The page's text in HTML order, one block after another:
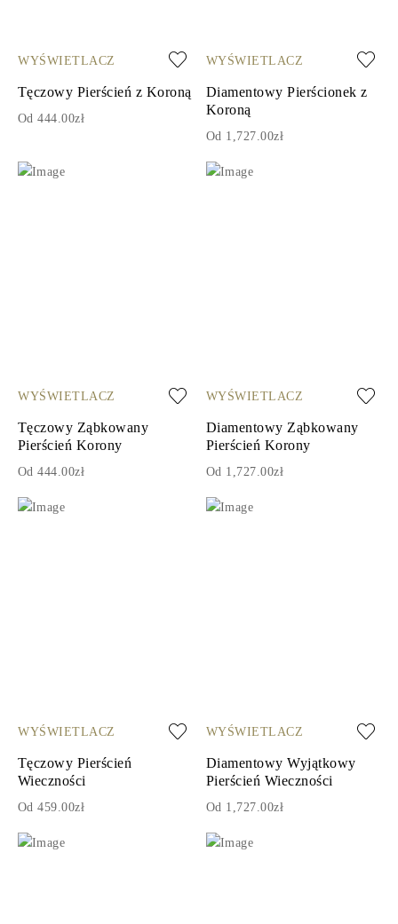
WYŚWIETLACZ
Tęczowy Pierścień z Koroną
Od 444.00zł
WYŚWIETLACZ
Diamentowy Pierścionek z
Koroną
Od 1,727.00zł
WYŚWIETLACZ
Tęczowy Ząbkowany
Pierścień Korony
Od 444.00zł
WYŚWIETLACZ
Diamentowy Ząbkowany
Pierścień Korony
Od 1,727.00zł
WYŚWIETLACZ
Tęczowy Pierścień
Wieczności
Od 459.00zł
WYŚWIETLACZ
Diamentowy Wyjątkowy
Pierścień Wieczności
Od 1,727.00zł